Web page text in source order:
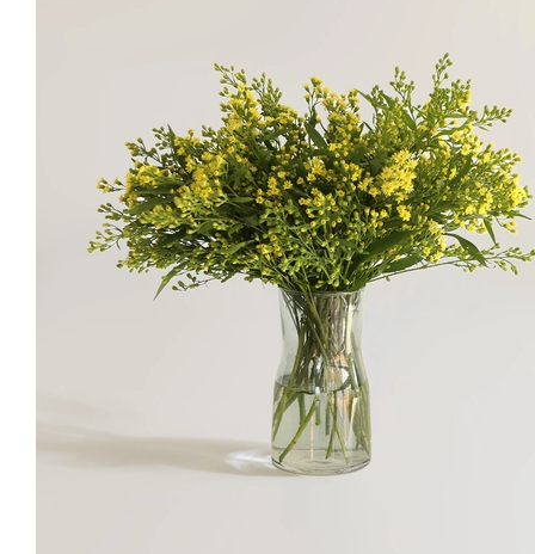
실물이 더 더 귀엽네요 복슬복슬하니 이름이랑 어울려요 아기 돌상에 잘
님의 실제 후기입니다.